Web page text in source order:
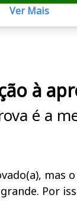
Ver Mais
à
é a
mas
Por